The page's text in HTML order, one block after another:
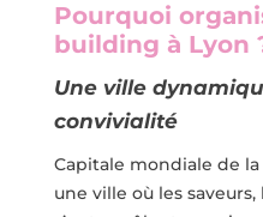
Pourquoi
building à Lyon
Une ville
convivialité
Capitale mondiale de
une ville où les